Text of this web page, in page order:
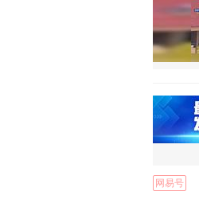
网易号